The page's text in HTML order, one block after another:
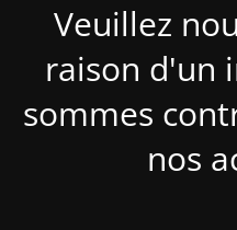
Veuillez
raison d'un
sommes
nos